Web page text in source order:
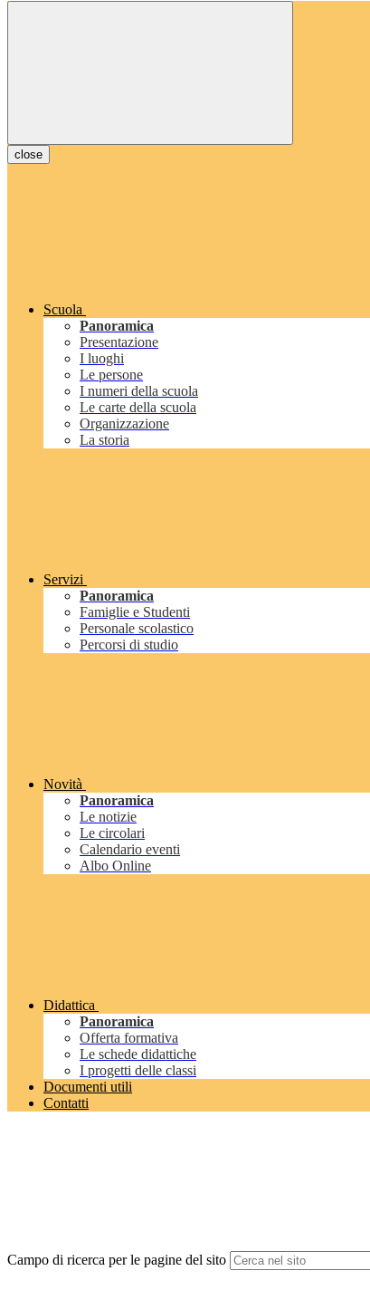
close
Scuola
Panoramica
Presentazione
I luoghi
Le persone
I numeri della scuola
Le carte della scuola
Organizzazione
La storia
Servizi
Panoramica
Famiglie e Studenti
Personale scolastico
Percorsi di studio
Novità
Panoramica
Le notizie
Le circolari
Calendario eventi
Albo Online
Didattica
Panoramica
Offerta formativa
Le schede didattiche
I progetti delle classi
Documenti utili
Contatti
Campo di ricerca per le pagine del sito